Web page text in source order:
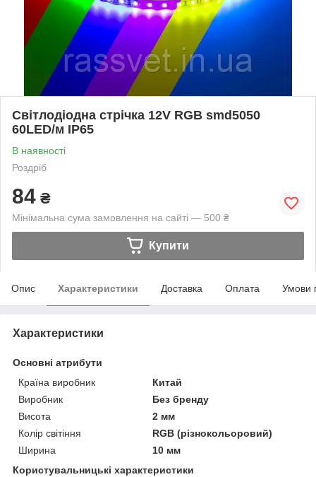
Світлодіодна стрічка 12V RGB smd5050
60LED/м IP65
В наявності
Роздріб
84 ₴
Мінімальна сума замовлення на сайті — 500 ₴
Купити
Опис Характеристики Доставка Оплата Умови
Характеристики
Основні атрибути
Країна виробник
Китай
Виробник
Без бренду
Висота
2 мм
Колір світіння
RGB (різнокольоровий)
Ширина
10 мм
Користувальницькі характеристики